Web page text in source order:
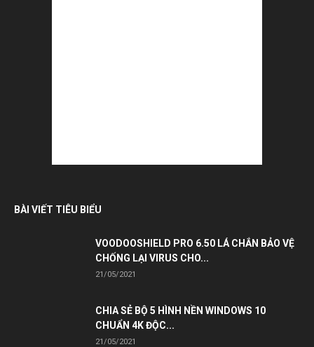
BÀI VIẾT TIÊU BIỂU
VOODOOSHIELD PRO 6.50 LÁ CHẮN BẢO VỆ
CHỐNG LẠI VIRUS CHO...
21/05/2021
CHIA SẺ BỘ 5 HÌNH NỀN WINDOWS 10
CHUẨN 4K ĐỘC...
21/05/2021